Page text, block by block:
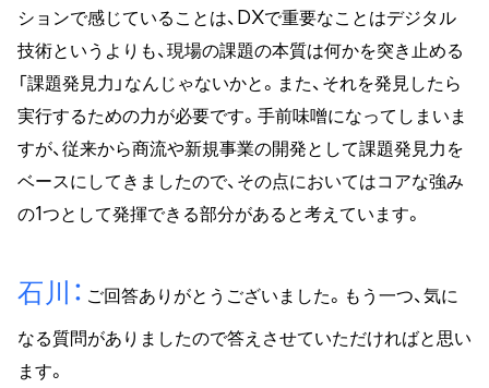
ションで感じていることは、DXで重要なことはデジタル
技術というよりも、現場の課題の本質は何かを突き止める
「課題発見力」なんじゃないかと。また、それを発見したら
実行するための力が必要です。手前味噌になってしまいま
すが、従来から商流や新規事業の開発として課題発見力を
ベースにしてきましたので、その点においてはコアな強み
の1つとして発揮できる部分があると考えています。
石川 ご回答ありがとうございました。もう一つ、気に
なる質問がありましたので答えさせていただければと思い
ます。